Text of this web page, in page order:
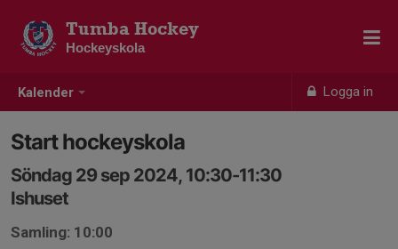
Kalender Logga in
Tumba Hockey
Hockeyskola
Start hockeyskola
Söndag 29 sep 2024, 10:30-11:30
Ishuset
Samling: 10:00